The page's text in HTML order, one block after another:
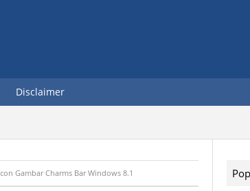
Disclaimer
Gambar Charms Bar Windows 8.1